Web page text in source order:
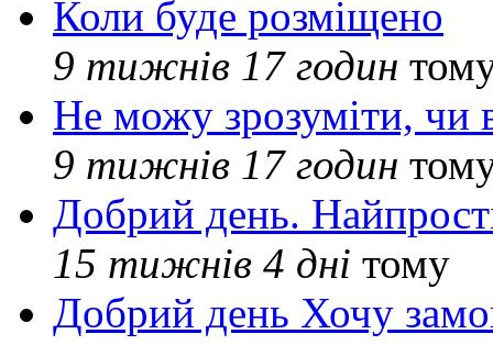
Коли буде розміщено
9 тижнів 17 годин
Не можу зрозуміти, чи
9 тижнів 17 годин
Добрий день.
15 тижнів 4 дні тому
Добрий день Хочу